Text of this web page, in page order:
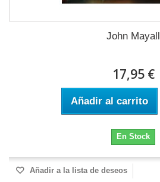
John Mayall
17,95 €
Añadir al carrito
En Stock
Añadir a la lista de deseos